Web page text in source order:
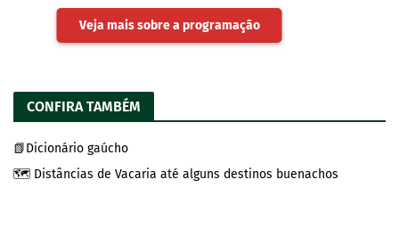
Veja mais sobre a programação
CONFIRA TAMBÉM
📗Dicionário gaúcho
🗺️ Distâncias de Vacaria até alguns destinos buenachos